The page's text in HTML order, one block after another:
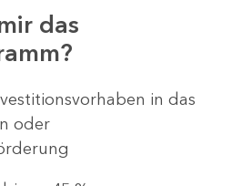
das
in das
oder